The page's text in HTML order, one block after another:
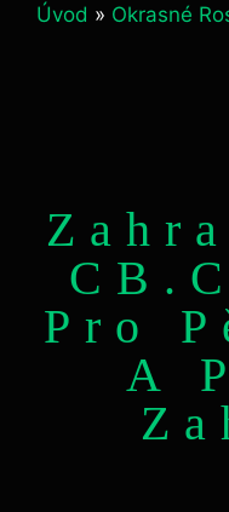
Úvod » Okrasné
Pro
A